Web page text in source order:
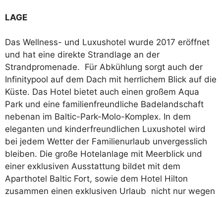
LAGE
Das Wellness- und Luxushotel wurde 2017 eröffnet
und hat eine direkte Strandlage an der
Strandpromenade. Für Abkühlung sorgt auch der
Infinitypool auf dem Dach mit herrlichem Blick auf die
Küste. Das Hotel bietet auch einen großem Aqua
Park und eine familienfreundliche Badelandschaft
nebenan im Baltic-Park-Molo-Komplex. In dem
eleganten und kinderfreundlichen Luxushotel wird
bei jedem Wetter der Familienurlaub unvergesslich
bleiben. Die große Hotelanlage mit Meerblick und
einer exklusiven Ausstattung bildet mit dem
Aparthotel Baltic Fort, sowie dem Hotel Hilton
zusammen einen exklusiven Urlaub nicht nur wegen